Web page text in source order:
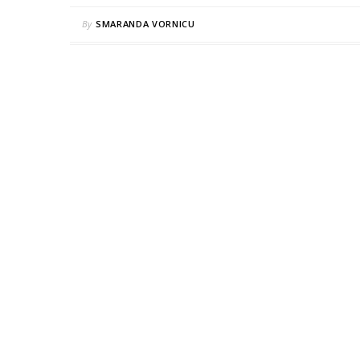
By SMARANDA VORNICU